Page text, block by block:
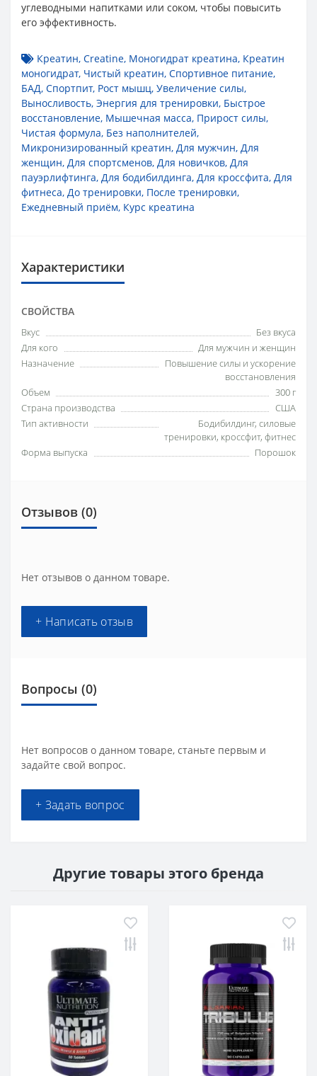
углеводными напитками или соком, чтобы повысить
его эффективность.
Креатин, Creatine, Моногидрат креатина, Креатин
моногидрат, Чистый креатин, Спортивное питание,
БАД, Спортпит, Рост мышц, Увеличение силы,
Выносливость, Энергия для тренировки, Быстрое
восстановление, Мышечная масса, Прирост силы,
Чистая формула, Без наполнителей,
Микронизированный креатин, Для мужчин, Для
женщин, Для спортсменов, Для новичков, Для
пауэрлифтинга, Для бодибилдинга, Для кроссфита, Для
фитнеса, До тренировки, После тренировки,
Ежедневный приём, Курс креатина
Характеристики
СВОЙСТВА
Вкус
Без вкуса
Для кого
Для мужчин и женщин
Назначение
Повышение силы и ускорение
восстановления
Объем
300 г
Страна производства
США
Тип активности
Бодибилдинг, силовые
тренировки, кроссфит, фитнес
Форма выпуска
Порошок
Отзывов (0)
Нет отзывов о данном товаре.
+ Написать отзыв
Вопросы (0)
Нет вопросов о данном товаре, станьте первым и
задайте свой вопрос.
+ Задать вопрос
Другие товары этого бренда